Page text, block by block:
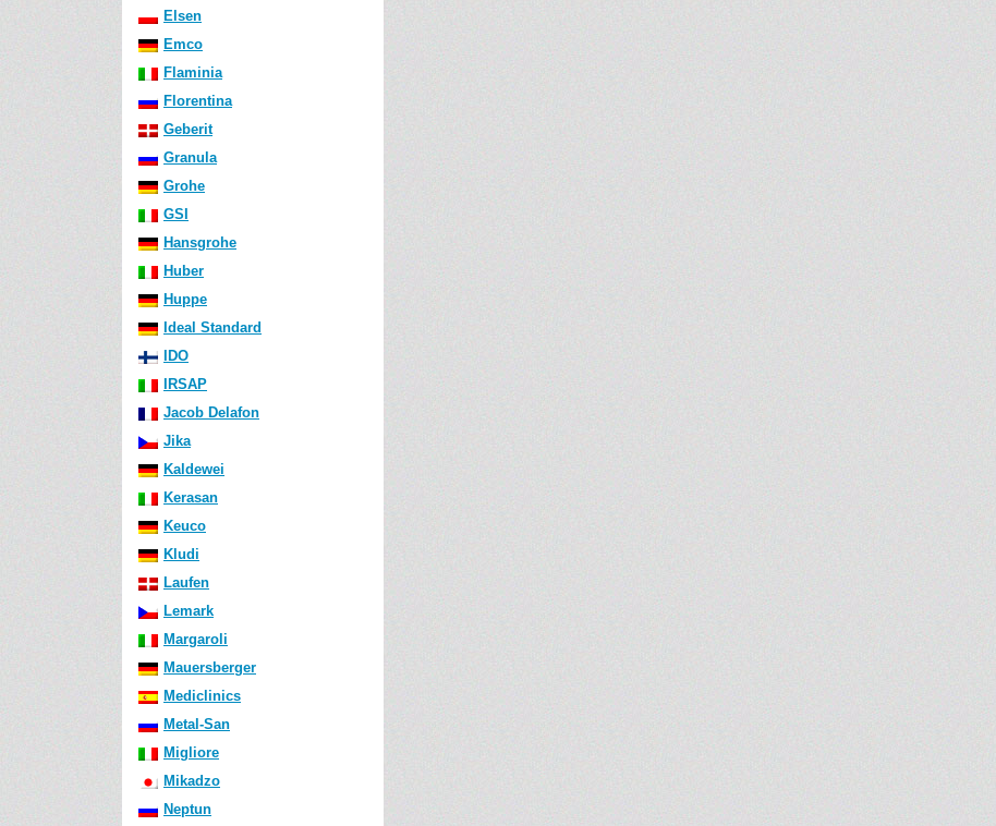
Elsen
Emco
Flaminia
Florentina
Geberit
Granula
Grohe
GSI
Hansgrohe
Huber
Huppe
Ideal Standard
IDO
IRSAP
Jacob Delafon
Jika
Kaldewei
Kerasan
Keuco
Kludi
Laufen
Lemark
Margaroli
Mauersberger
Mediclinics
Metal-San
Migliore
Mikadzo
Neptun